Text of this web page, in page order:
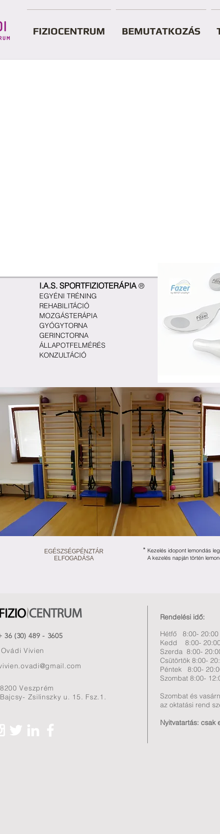
FIZIOCENTRUM BEMUTATKOZÁS
I.A.S. SPORTFIZIOTERÁPIA ®
EGYÉNI TRÉNING
REHABILITÁCIÓ
MOZGÁSTERÁPIA
GYÓGYTORNA
GERINCTORNA
ÁLLAPOTFELMÉRÉS
KONZULTÁCIÓ
EGÉSZSÉGPÉNZTÁR
ELFOGADÁSA
* Kezelés idopont lemondás
A kezelés napján történ
8200 Veszprém
Bajcsy- Zsilinszky u. 15. Fsz.1.
36 (30) 489 - 3605
Ovádi Vivien
Rendelési idő:
Hétfő 8:00- 20:00
Kedd 8:00-
Szerda 8:00-
Csütörtök 8:00-
Péntek 8:00-
Szombat 8:00-
Szombat és
az oktatási rend
Nyitvatartás: csak